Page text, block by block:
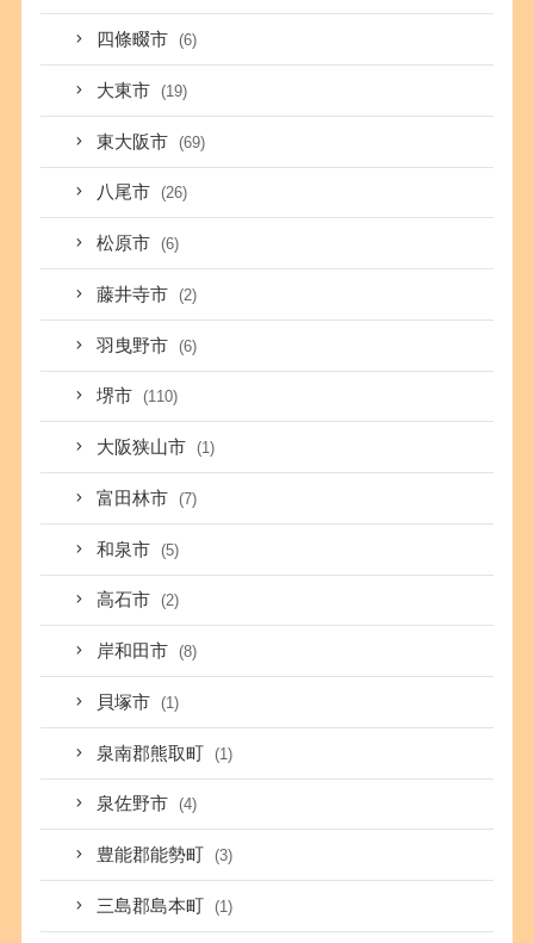
四條畷市 (6)
大東市 (19)
東大阪市 (69)
八尾市 (26)
松原市 (6)
藤井寺市 (2)
羽曳野市 (6)
堺市 (110)
大阪狭山市 (1)
富田林市 (7)
和泉市 (5)
高石市 (2)
岸和田市 (8)
貝塚市 (1)
泉南郡熊取町 (1)
泉佐野市 (4)
豊能郡能勢町 (3)
三島郡島本町 (1)